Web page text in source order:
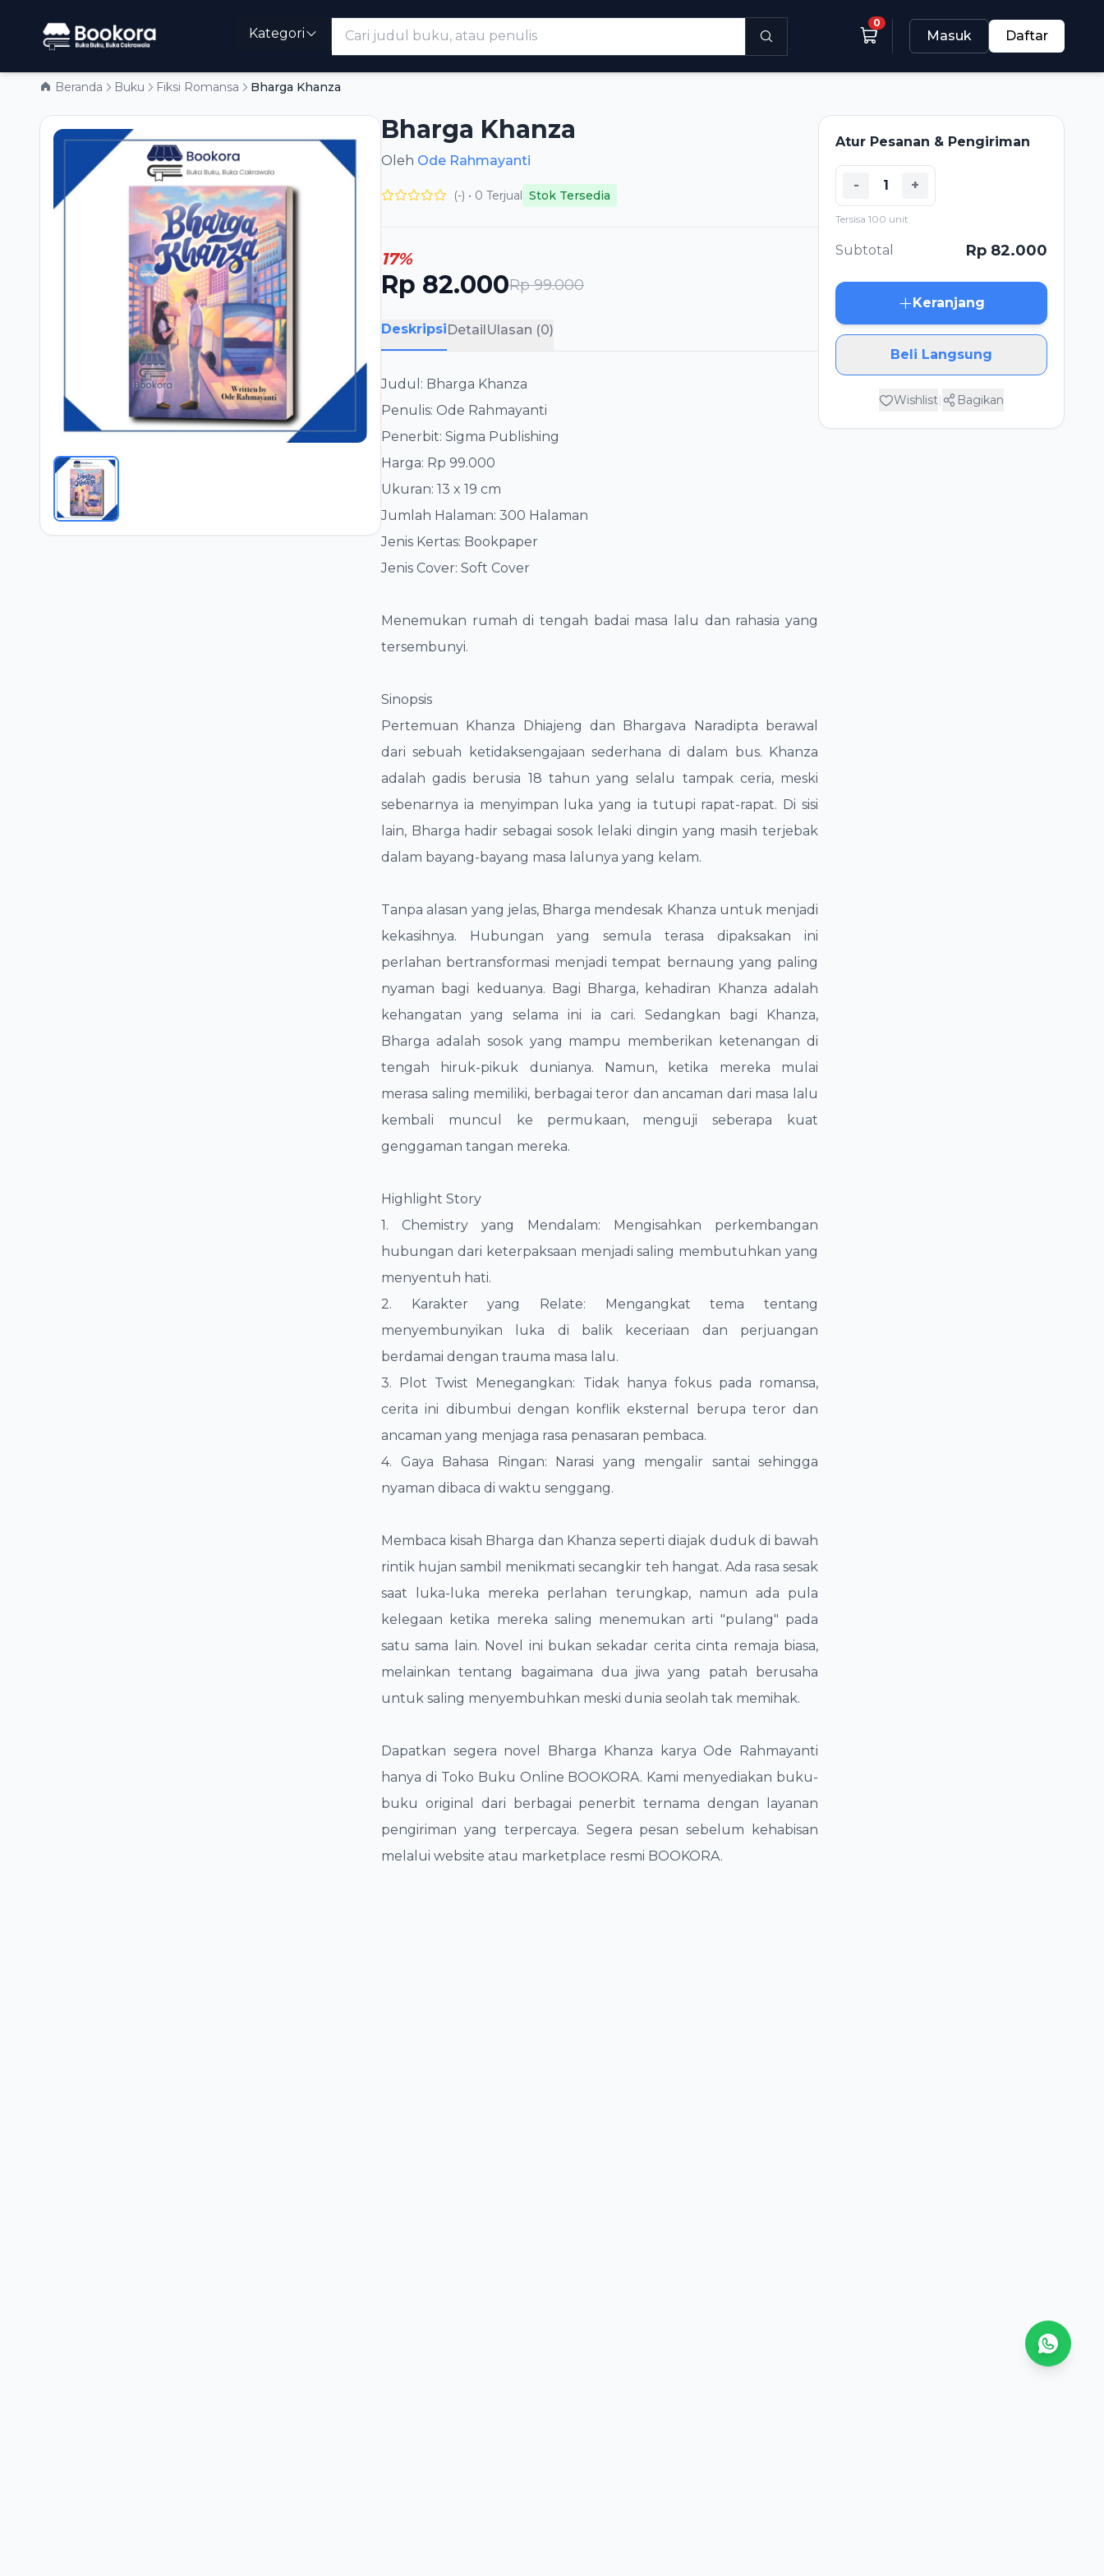
Kategori
0
Masuk Daftar
Beranda Buku Fiksi Romansa Bharga Khanza
Bharga Khanza
Oleh Ode Rahmayanti
(-) • 0 Terjual Stok Tersedia
17%
Rp 82.000Rp 99.000
DeskripsiDetailUlasan (0)
Judul: Bharga Khanza
​Penulis: Ode Rahmayanti
​Penerbit: Sigma Publishing
​Harga: Rp 99.000
​Ukuran: 13 x 19 cm
​Jumlah Halaman: 300 Halaman
​Jenis Kertas: Bookpaper
​Jenis Cover: Soft Cover
​Menemukan rumah di tengah badai masa lalu dan rahasia yang
tersembunyi.
​Sinopsis
​Pertemuan Khanza Dhiajeng dan Bhargava Naradipta berawal
dari sebuah ketidaksengajaan sederhana di dalam bus. Khanza
adalah gadis berusia 18 tahun yang selalu tampak ceria, meski
sebenarnya ia menyimpan luka yang ia tutupi rapat-rapat. Di sisi
lain, Bharga hadir sebagai sosok lelaki dingin yang masih terjebak
dalam bayang-bayang masa lalunya yang kelam.
​Tanpa alasan yang jelas, Bharga mendesak Khanza untuk menjadi
kekasihnya. Hubungan yang semula terasa dipaksakan ini
perlahan bertransformasi menjadi tempat bernaung yang paling
nyaman bagi keduanya. Bagi Bharga, kehadiran Khanza adalah
kehangatan yang selama ini ia cari. Sedangkan bagi Khanza,
Bharga adalah sosok yang mampu memberikan ketenangan di
tengah hiruk-pikuk dunianya. Namun, ketika mereka mulai
merasa saling memiliki, berbagai teror dan ancaman dari masa lalu
kembali muncul ke permukaan, menguji seberapa kuat
genggaman tangan mereka.
​Highlight Story
​1. Chemistry yang Mendalam: Mengisahkan perkembangan
hubungan dari keterpaksaan menjadi saling membutuhkan yang
menyentuh hati.
​2. Karakter yang Relate: Mengangkat tema tentang
menyembunyikan luka di balik keceriaan dan perjuangan
berdamai dengan trauma masa lalu.
​3. Plot Twist Menegangkan: Tidak hanya fokus pada romansa,
cerita ini dibumbui dengan konflik eksternal berupa teror dan
ancaman yang menjaga rasa penasaran pembaca.
​4. Gaya Bahasa Ringan: Narasi yang mengalir santai sehingga
nyaman dibaca di waktu senggang.
​Membaca kisah Bharga dan Khanza seperti diajak duduk di bawah
rintik hujan sambil menikmati secangkir teh hangat. Ada rasa sesak
saat luka-luka mereka perlahan terungkap, namun ada pula
kelegaan ketika mereka saling menemukan arti "pulang" pada
satu sama lain. Novel ini bukan sekadar cerita cinta remaja biasa,
melainkan tentang bagaimana dua jiwa yang patah berusaha
untuk saling menyembuhkan meski dunia seolah tak memihak.
​Dapatkan segera novel Bharga Khanza karya Ode Rahmayanti
hanya di Toko Buku Online BOOKORA. Kami menyediakan buku-
buku original dari berbagai penerbit ternama dengan layanan
pengiriman yang terpercaya. Segera pesan sebelum kehabisan
melalui website atau marketplace resmi BOOKORA.
Atur Pesanan & Pengiriman
- +
Tersisa 100 unit
Subtotal Rp 82.000
Keranjang
Beli Langsung
Wishlist| Bagikan